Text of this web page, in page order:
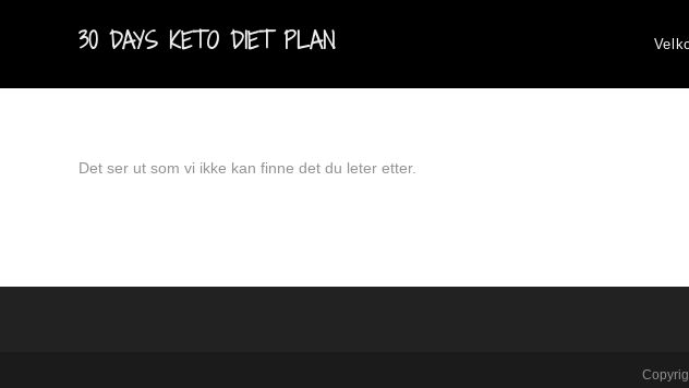
30 DAYS KETO DIET PLAN
Det ser ut som vi ikke kan finne det du leter etter.